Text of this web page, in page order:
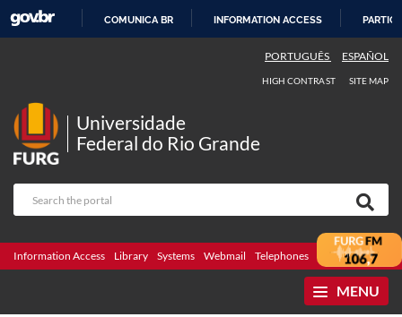
COMUNICA BR INFORMATION ACCESS
PORTUGUÊS ESPAÑOL
HIGH CONTRAST SITE MAP
Universidade
Federal do Rio Grande
Information Access Library Systems Webmail Telephones Bidding
MENU